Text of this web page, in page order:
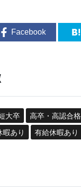
Facebook
大卒 高卒・高認合格
暇あり 有給休暇あり